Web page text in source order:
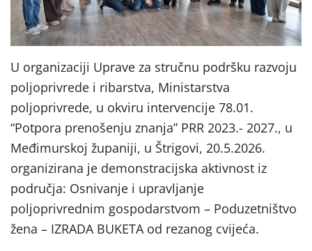
U organizaciji Uprave za stručnu podršku razvoju
poljoprivrede i ribarstva, Ministarstva
poljoprivrede, u okviru intervencije 78.01.
“Potpora prenošenju znanja” PRR 2023.- 2027., u
Međimurskoj županiji, u Štrigovi, 20.5.2026.
organizirana je demonstracijska aktivnost iz
područja: Osnivanje i upravljanje
poljoprivrednim gospodarstvom – Poduzetništvo
žena – IZRADA BUKETA od rezanog cvijeća.